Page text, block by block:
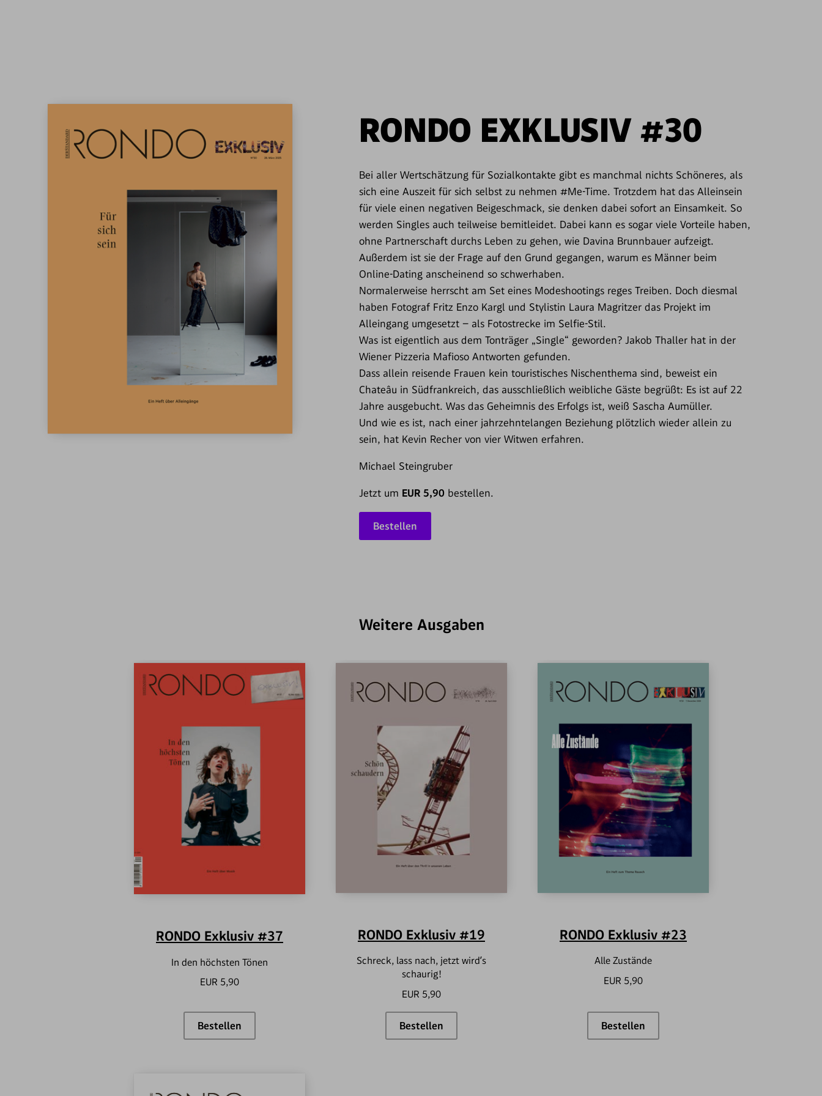
RONDO EXKLUSIV #30
Bei aller Wertschätzung für Sozialkontakte gibt es manchmal nichts Schöneres, als
sich eine Auszeit für sich selbst zu ­nehmen #Me-Time. Trotzdem hat das ­Alleinsein
für viele einen negativen Bei­geschmack, sie denken dabei sofort an Einsamkeit. So
werden Singles auch teilweise bemitleidet. Dabei kann es sogar viele Vorteile haben,
ohne Partnerschaft durchs Leben zu gehen, wie Davina Brunnbauer aufzeigt.
Außerdem ist sie der Frage auf den Grund gegangen, warum es Männer beim
Online-Dating anscheinend so schwerhaben.
Normaler­weise herrscht am Set eines Modeshootings reges Treiben. Doch diesmal
haben Fotograf Fritz Enzo Kargl und Stylistin Laura Magritzer das Projekt im
Alleingang umgesetzt – als Fotostrecke im Selfie-Stil.
Was ist eigentlich aus dem Ton­träger „Single“ geworden? Jakob Thaller hat in der
Wiener Pizzeria Mafioso Antworten gefunden.
Dass allein reisende Frauen kein touristisches Nischenthema sind, beweist ein
Chateâu in Südfrankreich, das ausschließlich weibliche Gäste begrüßt: Es ist auf 22
Jahre ausgebucht. Was das Geheimnis des Erfolgs ist, weiß Sascha Aumüller.
Und wie es ist, nach einer jahrzehntelangen Beziehung plötzlich wieder allein zu
sein, hat Kevin Recher von vier Witwen erfahren.
Michael Steingruber
Jetzt um EUR 5,90bestellen.
Bestellen
Weitere Ausgaben
RONDO Exklusiv #37
In den höchsten Tönen
EUR 5,90
BestellenRONDO Exklusiv #37
RONDO Exklusiv #19
Schreck, lass nach, jetzt wird’s
schaurig!
EUR 5,90
BestellenRONDO Exklusiv #19
RONDO Exklusiv #23
Alle Zustände
EUR 5,90
BestellenRONDO Exklusiv #23